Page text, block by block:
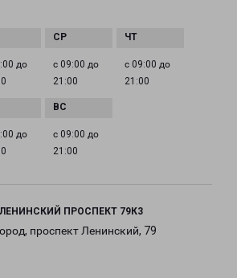
до
с 09:00 до
21:00
с 09:00 до
21:00
до
с 09:00 до
21:00
ПРОСПЕКТ 79К3
проспект Ленинский, 79